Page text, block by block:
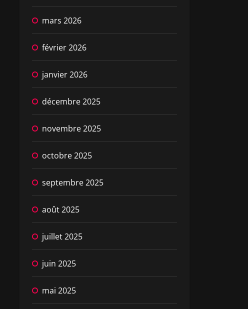
mars 2026
février 2026
janvier 2026
décembre 2025
novembre 2025
octobre 2025
septembre 2025
août 2025
juillet 2025
juin 2025
mai 2025